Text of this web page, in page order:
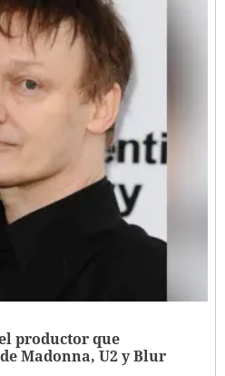
productor que
Madonna, U2 y Blur